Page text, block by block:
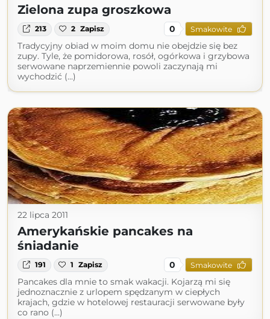
Zielona zupa groszkowa
213 2 Zapisz 0 Smakowite
Tradycyjny obiad w moim domu nie obejdzie się bez
zupy. Tyle, że pomidorowa, rosół, ogórkowa i grzybowa
serwowane naprzemiennie powoli zaczynają mi
wychodzić (...)
22 lipca 2011
Amerykańskie pancakes na
śniadanie
191 1 Zapisz 0 Smakowite
Pancakes dla mnie to smak wakacji. Kojarzą mi się
jednoznacznie z urlopem spędzanym w ciepłych
krajach, gdzie w hotelowej restauracji serwowane były
co rano (...)